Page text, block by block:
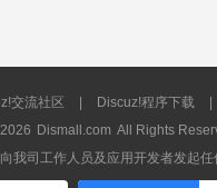
交流社区 Discuz!程序下载
Dismall.com All Rights
我司工作人员及应用开发者发起